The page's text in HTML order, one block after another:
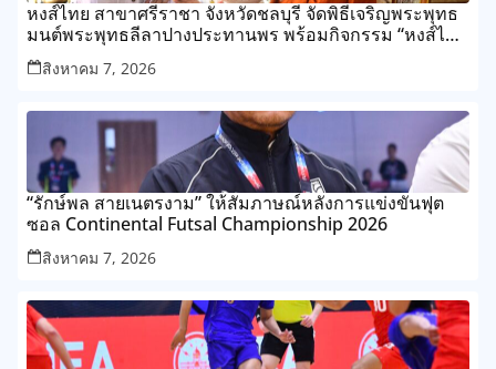
หงส์ไทย สาขาศรีราชา จังหวัดชลบุรี จัดพิธีเจริญพระพุทธ
มนต์พระพุทธลีลาปางประทานพร พร้อมกิจกรรม “หงส์ไทย
ปันสุข แจกโรงทาน สานสายใยชุมชน” ประชาชนร่วมงาน
อย่างคับคั่ง สะท้อนพลังแห่งศรัทธาและการแบ่งปัน
สิงหาคม 7, 2026
“รักษ์พล สายเนตรงาม” ให้สัมภาษณ์หลังการแข่งขันฟุต
ซอล Continental Futsal Championship 2026
สิงหาคม 7, 2026